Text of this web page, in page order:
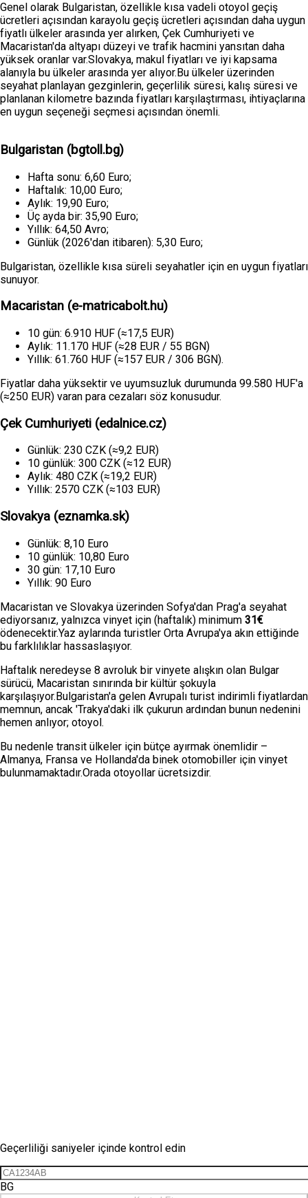
Genel olarak Bulgaristan, özellikle kısa vadeli otoyol geçiş
ücretleri açısından karayolu geçiş ücretleri açısından daha uygun
fiyatlı ülkeler arasında yer alırken, Çek Cumhuriyeti ve
Macaristan'da altyapı düzeyi ve trafik hacmini yansıtan daha
yüksek oranlar var.Slovakya, makul fiyatları ve iyi kapsama
alanıyla bu ülkeler arasında yer alıyor.Bu ülkeler üzerinden
seyahat planlayan gezginlerin, geçerlilik süresi, kalış süresi ve
planlanan kilometre bazında fiyatları karşılaştırması, ihtiyaçlarına
en uygun seçeneği seçmesi açısından önemli.
Bulgaristan (bgtoll.bg)
Hafta sonu: 6,60 Euro;
Haftalık: 10,00 Euro;
Aylık: 19,90 Euro;
Üç ayda bir: 35,90 Euro;
Yıllık: 64,50 Avro;
Günlük (2026'dan itibaren): 5,30 Euro;
Bulgaristan, özellikle kısa süreli seyahatler için en uygun fiyatları
sunuyor.
Macaristan (e-matricabolt.hu)
10 gün: 6.910 HUF (≈17,5 EUR)
Aylık: 11.170 HUF (≈28 EUR / 55 BGN)
Yıllık: 61.760 HUF (≈157 EUR / 306 BGN).
Fiyatlar daha yüksektir ve uyumsuzluk durumunda 99.580 HUF'a
(≈250 EUR) varan para cezaları söz konusudur.
Çek Cumhuriyeti (edalnice.cz)
Günlük: 230 CZK (≈9,2 EUR)
10 günlük: 300 CZK (≈12 EUR)
Aylık: 480 CZK (≈19,2 EUR)
Yıllık: 2570 CZK (≈103 EUR)
Slovakya (eznamka.sk)
Günlük: 8,10 Euro
10 günlük: 10,80 Euro
30 gün: 17,10 Euro
Yıllık: 90 Euro
Macaristan ve Slovakya üzerinden Sofya'dan Prag'a seyahat
ediyorsanız, yalnızca vinyet için (haftalık) minimum 31€
ödenecektir.Yaz aylarında turistler Orta Avrupa'ya akın ettiğinde
bu farklılıklar hassaslaşıyor.
Haftalık neredeyse 8 avroluk bir vinyete alışkın olan Bulgar
sürücü, Macaristan sınırında bir kültür şokuyla
karşılaşıyor.Bulgaristan'a gelen Avrupalı ​​turist indirimli fiyatlardan
memnun, ancak 'Trakya'daki ilk çukurun ardından bunun nedenini
hemen anlıyor; otoyol.
Bu nedenle transit ülkeler için bütçe ayırmak önemlidir –
Almanya, Fransa ve Hollanda'da binek otomobiller için vinyet
bulunmamaktadır.Orada otoyollar ücretsizdir.
Geçerliliği saniyeler içinde kontrol edin
BG